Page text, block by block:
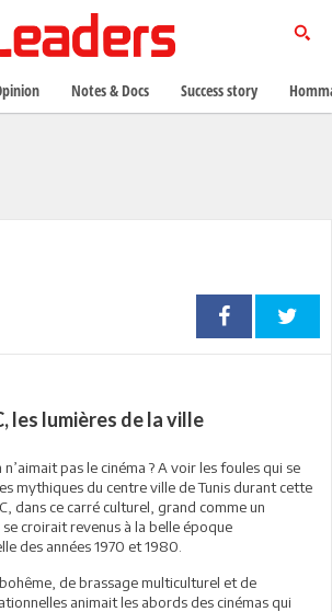
les lumières de la ville
n’aimait pas le cinéma ? A voir les foules qui se
mythiques du centre ville de Tunis durant cette
dans ce carré culturel, grand comme un
croirait revenus à la belle époque
des années 1970 et 1980.
de brassage multiculturel et de
animait les abords des cinémas qui
Notes & Docs Success story